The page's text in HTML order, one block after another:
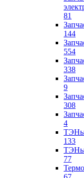
81
144
554
338
9
308
4
ТЭНы
133
ТЭНы
77